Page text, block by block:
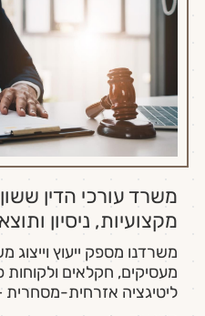
משרד עורכי הדין
מקצועיות, ניסיון
משרדנו מספק ייעוץ
מעסיקים, חקלאים ולקוחות
ליטיגציה אזרחית-מסחרית